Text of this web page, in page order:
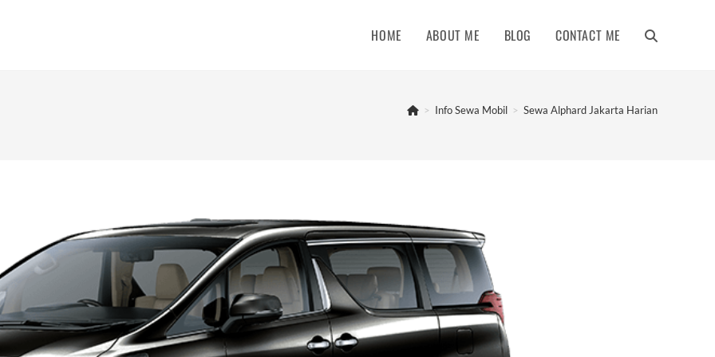
HOME ABOUT ME BLOG CONTACT ME TOGGLE
WEBSITE
> Info Sewa Mobil > Sewa Alphard Jakarta Harian